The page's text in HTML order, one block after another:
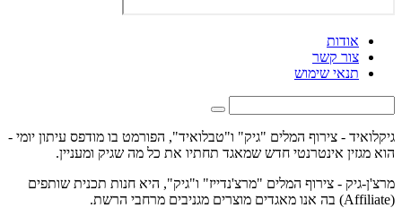
אודות
צור קשר
תנאי שימוש
גיקלואיד - צירוף המלים "גיק" ו"טבלואיד", הפורמט בו מודפס עיתון יומי -
הוא מגזין אינטרנטי חדש שמאגד תחתיו את כל מה שגיק ומעניין.
מרצ'ן-גיק - צירוף המלים "מרצ'נדייז" ו"גיק", היא חנות תכנית שותפים
(Affiliate) בה אנו מאגדים מוצרים מגניבים מרחבי הרשת.